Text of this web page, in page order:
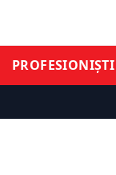
PROFESIONIȘTI